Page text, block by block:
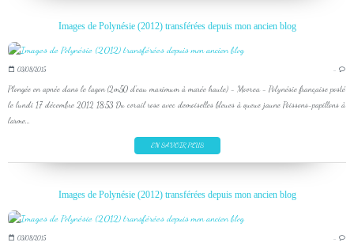
Images de Polynésie (2012) transférées depuis mon ancien blog
03/08/2015 …
Plongée en apnée dans le lagon (2m50 d'eau maximum à marée haute) - Moorea - Polynésie française posté
le lundi 17 décembre 2012 18:53 Du corail rose avec demoiselles bleues à queue jaune Poissons-papillons à
larme...
EN SAVOIR PLUS
Images de Polynésie (2012) transférées depuis mon ancien blog
03/08/2015 …